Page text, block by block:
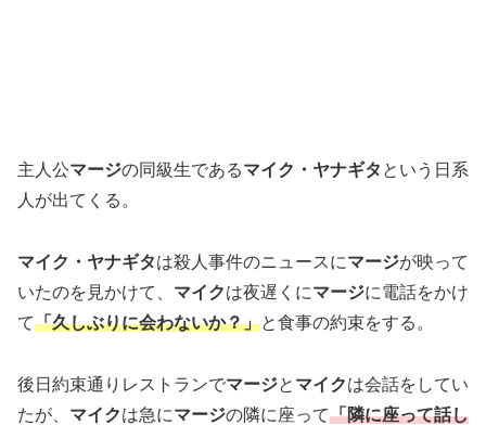
主人公マージの同級生であるマイク・ヤナギタ という日系
人が出てくる。
マイク・ヤナギタは殺人事件のニュースにマージが映って
いたのを見かけて、 マイクは夜遅くにマージに電話をかけ
て「久しぶりに会わないか？」と食事の約束をする。
後日約束通りレストランでマージと マイクは会話をしてい
たが、 マイクは急にマージの隣に座って「隣に座って話し